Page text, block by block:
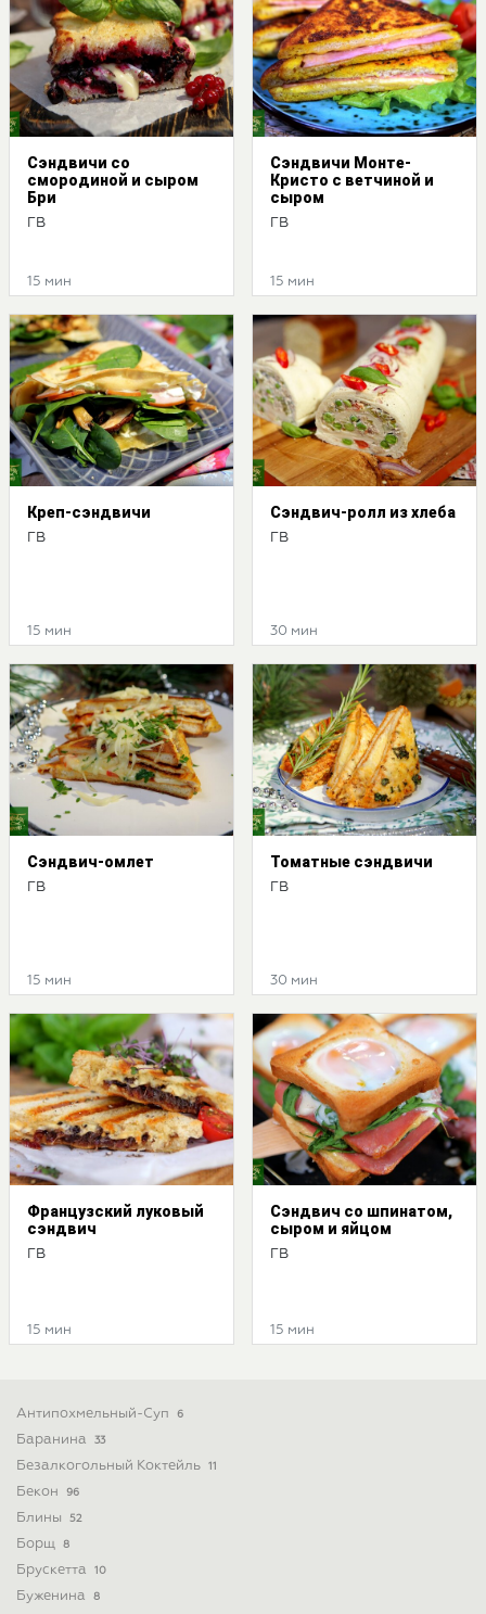
Сэндвичи со
смородиной и сыром
Бри
ГВ
15 мин
Сэндвичи Монте-
Кристо с ветчиной и
сыром
ГВ
15 мин
Креп-сэндвичи
ГВ
15 мин
Сэндвич-ролл из хлеба
ГВ
30 мин
Сэндвич-омлет
ГВ
15 мин
Томатные сэндвичи
ГВ
30 мин
Французский луковый
сэндвич
ГВ
15 мин
Сэндвич со шпинатом,
сыром и яйцом
ГВ
15 мин
Антипохмельный-Суп 6
Баранина 33
Безалкогольный Коктейль 11
Бекон 96
Блины 52
Борщ 8
Брускетта 10
Буженина 8